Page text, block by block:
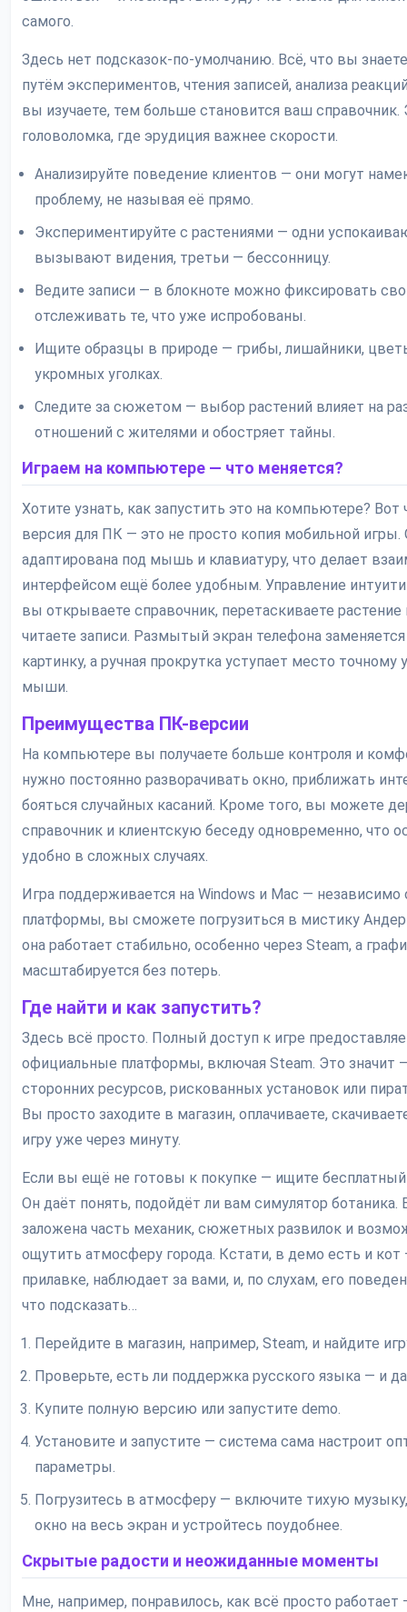
самого.
Здесь нет подсказок-по-умолчанию. Всё, что вы
путём экспериментов, чтения записей, анализа
вы изучаете, тем больше становится ваш справочник.
головоломка, где эрудиция важнее скорости.
Анализируйте поведение клиентов — они могут
проблему, не называя её прямо.
Экспериментируйте с растениями — одни
вызывают видения, третьи — бессонницу.
Ведите записи — в блокноте можно фиксировать
отслеживать те, что уже испробованы.
Ищите образцы в природе — грибы, лишайники,
укромных уголках.
Следите за сюжетом — выбор растений влияет на
отношений с жителями и обостряет тайны.
Играем на компьютере — что меняется?
Хотите узнать, как запустить это на компьютере? Вот
версия для ПК — это не просто копия мобильной игры.
адаптирована под мышь и клавиатуру, что делает
интерфейсом ещё более удобным. Управление
вы открываете справочник, перетаскиваете растение
читаете записи. Размытый экран телефона
картинку, а ручная прокрутка уступает место точному
мыши.
Преимущества ПК-версии
На компьютере вы получаете больше контроля и
нужно постоянно разворачивать окно, приближать
бояться случайных касаний. Кроме того, вы можете
справочник и клиентскую беседу одновременно, что
удобно в сложных случаях.
Игра поддерживается на Windows и Mac —
платформы, вы сможете погрузиться в мистику
она работает стабильно, особенно через Steam, а
масштабируется без потерь.
Где найти и как запустить?
Здесь всё просто. Полный доступ к игре
официальные платформы, включая Steam. Это значит
сторонних ресурсов, рискованных установок или
Вы просто заходите в магазин, оплачиваете,
игру уже через минуту.
Если вы ещё не готовы к покупке — ищите
Он даёт понять, подойдёт ли вам симулятор
заложена часть механик, сюжетных развилок и
ощутить атмосферу города. Кстати, в демо есть и кот
прилавке, наблюдает за вами, и, по слухам, его
что подсказать…
Перейдите в магазин, например, Steam, и найдите
Проверьте, есть ли поддержка русского языка — и
Купите полную версию или запустите demo.
Установите и запустите — система сама настроит
параметры.
Погрузитесь в атмосферу — включите тихую
окно на весь экран и устройтесь поудобнее.
Скрытые радости и неожиданные моменты
Мне, например, понравилось, как всё просто